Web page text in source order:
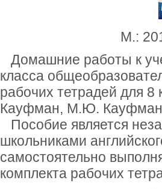
М.:
Домашние работы к
класса
рабочих тетрадей для
Кауфман, М.Ю.
Пособие является
школьниками
самостоятельно
комплекта рабочих